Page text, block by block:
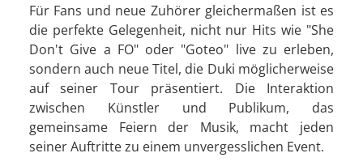
Für Fans und neue Zuhörer gleichermaßen ist es
die perfekte Gelegenheit, nicht nur Hits wie "She
Don't Give a FO" oder "Goteo" live zu erleben,
sondern auch neue Titel, die Duki möglicherweise
auf seiner Tour präsentiert. Die Interaktion
zwischen Künstler und Publikum, das
gemeinsame Feiern der Musik, macht jeden
seiner Auftritte zu einem unvergesslichen Event.